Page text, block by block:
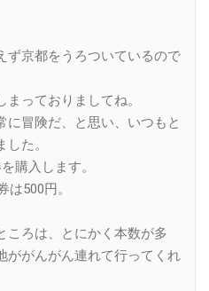
ず京都をうろついているので
っておりましてね。
に冒険だ、と思い、いつもと
た。
購入します。
は500円。
ころは、とにかく本数が多
ががんがん連れて行ってくれ